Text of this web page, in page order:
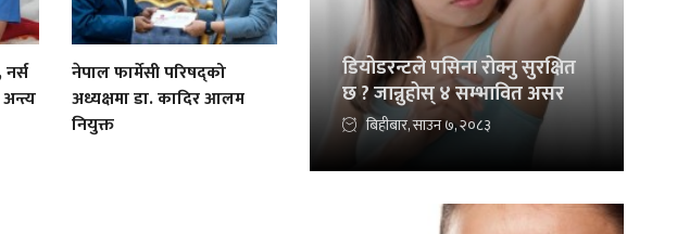
नेपाल फार्मेसी परिषद्को
अध्यक्षमा डा. कादिर आलम
नियुक्त
डियोडरन्टले पसिना रोक्नु सुरक्षित
छ ? जान्नुहोस् ४ सम्भावित असर
बिहीबार, साउन ७, २०८३